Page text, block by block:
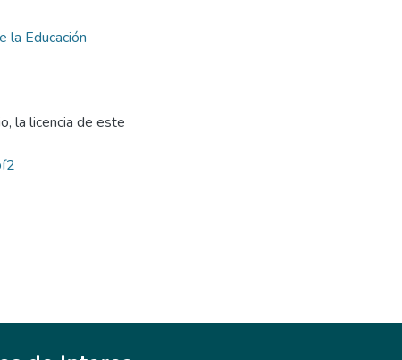
la Educación
la licencia de este